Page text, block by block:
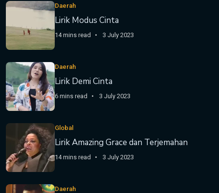
Daerah
Lirik Modus Cinta
14 mins read 3 July 2023
Daerah
Lirik Demi Cinta
6 mins read 3 July 2023
Global
Lirik Amazing Grace dan Terjemahan
14 mins read 3 July 2023
Daerah